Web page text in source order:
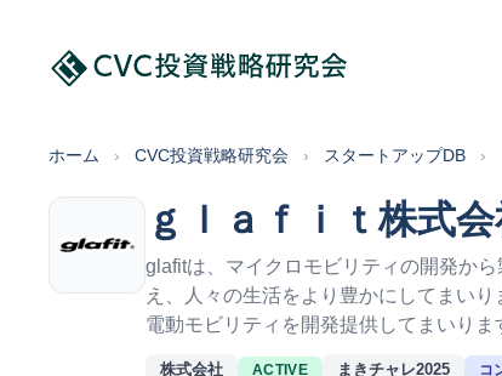
ホーム › CVC投資戦略研究会 › スタートアップDB ›
ｇｌａｆｉｔ株式
glafitは、マイクロモビリティの開発か
え、人々の生活をより豊かにしてまい
電動モビリティを開発提供してまいりま
株式会社 ACTIVE まきチャレ2025 コ